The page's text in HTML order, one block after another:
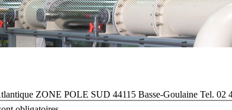
ZONE POLE SUD 44115 Basse-Goulaine Tel. 02